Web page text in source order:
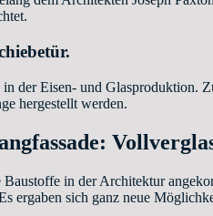
der Eisen- und Glasproduktion.
hergestellt werden.
in der Architektur
ergaben sich ganz neue